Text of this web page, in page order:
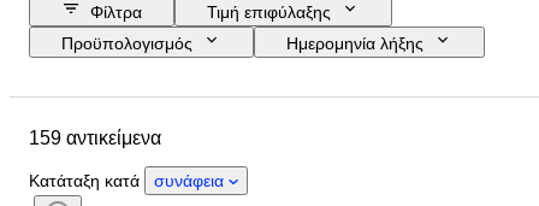
Φίλτρα
Τιμή επιφύλαξης
Προϋπολογισμός
Ημερομηνία λήξης
Κατάσταση
Είδος καυσίμου
CoC (Πιστοποιητικό συμμόρφωσης)
159 αντικείμενα
Κατάταξη κατά συνάφεια